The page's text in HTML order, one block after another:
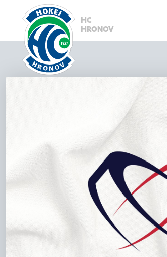
SELECT
ON clanek.typ_clanku = kategorie.cislo
HC
HRONOV